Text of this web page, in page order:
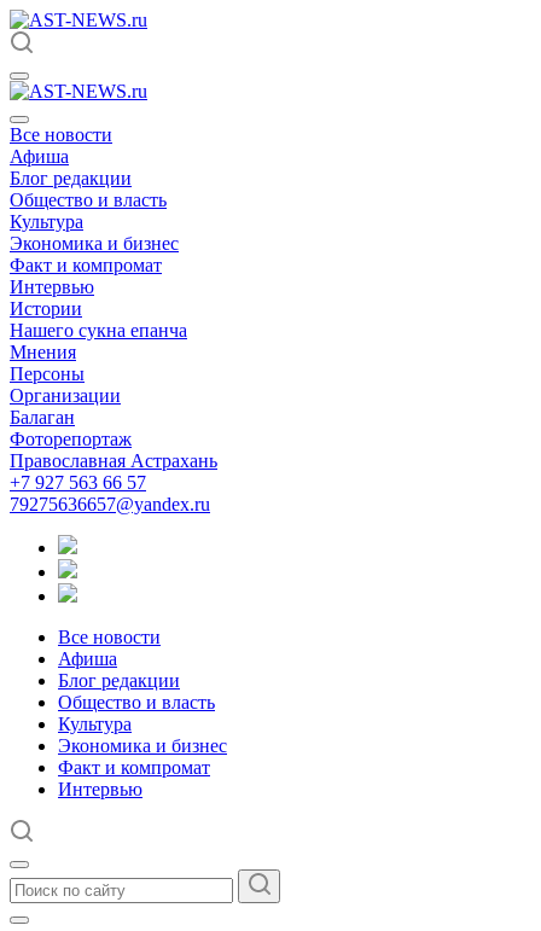
Все новости
Афиша
Блог редакции
Общество и власть
Культура
Экономика и бизнес
Факт и компромат
Интервью
Истории
Нашего сукна епанча
Мнения
Персоны
Организации
Балаган
Фоторепортаж
Православная Астрахань
+7 927 563 66 57
79275636657@yandex.ru
Все новости
Афиша
Блог редакции
Общество и власть
Культура
Экономика и бизнес
Факт и компромат
Интервью